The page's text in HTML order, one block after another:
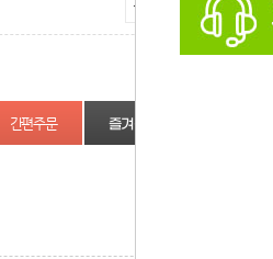
증가
감소
즐겨찾기